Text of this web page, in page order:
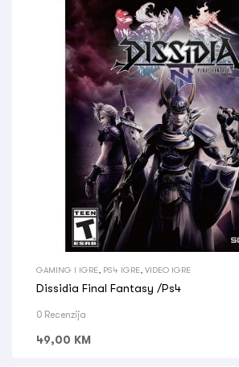
GAMING I IGRE PS4 IGRE VIDEO IGRE
Dissidia Final Fantasy /Ps4
0 Recenzija
49,00 KM